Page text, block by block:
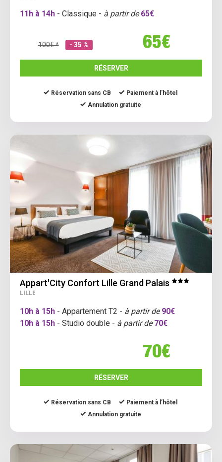
11h à 14h - Classique - à partir de 65€
100€ * - 35 % 65€
RÉSERVER
Réservation sans CB
Paiement à l’hôtel
Annulation gratuite
Appart'City Confort Lille Grand Palais
LILLE
10h à 15h - Appartement T2 - à partir de 90€
10h à 15h - Studio double - à partir de 70€
70€
RÉSERVER
Réservation sans CB
Paiement à l’hôtel
Annulation gratuite